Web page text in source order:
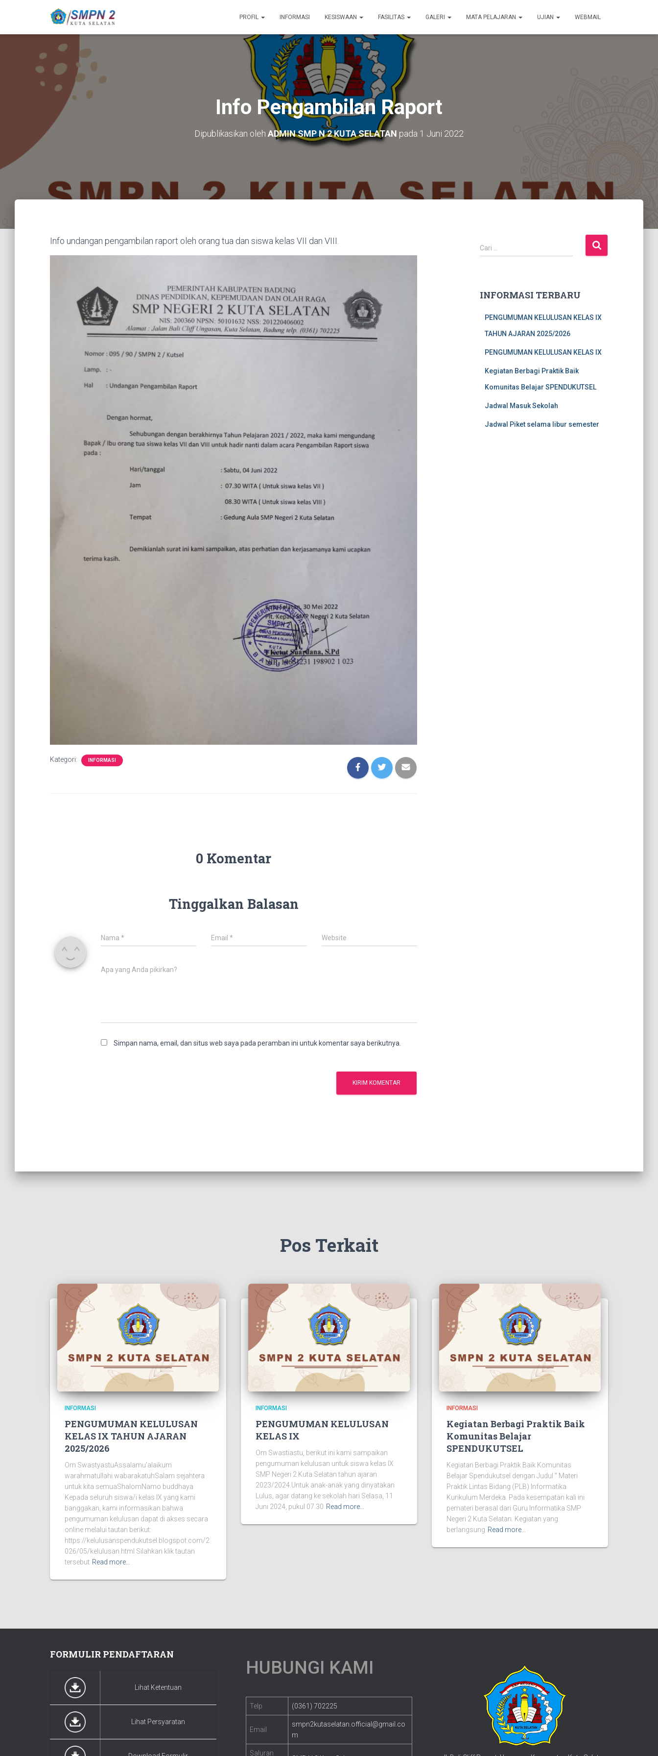
PROFIL INFORMASI KESISWAAN FASILITAS GALERI MATA PELAJARAN UJIAN WEBMAIL
Info Pengambilan Raport
Dipublikasikan oleh ADMIN SMP N 2 KUTA SELATAN pada 1 Juni 2022
Info undangan pengambilan raport oleh orang tua dan siswa kelas VII dan VIII.
Kategori: INFORMASI
0 Komentar
Tinggalkan Balasan
Nama * Email* Website
Apa yang Anda pikirkan?
Simpan nama, email, dan situs web saya pada peramban ini untuk komentar saya berikutnya.
C
a
n
Cari …
INFORMASI TERBARU
PENGUMUMAN KELULUSAN KELAS IX
TAHUN AJARAN 2025/2026
PENGUMUMAN KELULUSAN KELAS IX
Kegiatan Berbagi Praktik Baik
Komunitas Belajar SPENDUKUTSEL
Jadwal Masuk Sekolah
Jadwal Piket selama libur semester
Pos Terkait
INFORMASI
PENGUMUMAN KELULUSAN
KELAS IX TAHUN AJARAN
2025/2026
Om SwastyastuAssalamu’alaikum
warahmatullahi wabarakatuhSalam sejahtera
untuk kita semuaShalomNamo buddhaya
Kepada seluruh siswa/i kelas IX yang kami
banggakan, kami informasikan bahwa
pengumuman kelulusan dapat di akses secara
online melalui tautan berikut:
https://kelulusanspendukutsel.blogspot.com/2
026/05/kelulusan.html Silahkan klik tautan
tersebut Read more…
INFORMASI
PENGUMUMAN KELULUSAN
KELAS IX
Om Swastiastu, berikut ini kami sampaikan
pengumuman kelulusan untuk siswa kelas IX
SMP Negeri 2 Kuta Selatan tahun ajaran
2023/2024.Untuk anak-anak yang dinyatakan
Lulus, agar datang ke sekolah hari Selasa, 11
Juni 2024, pukul 07.30 Read more…
INFORMASI
Kegiatan Berbagi Praktik Baik
Komunitas Belajar
SPENDUKUTSEL
Kegiatan Berbagi Praktik Baik Komunitas
Belajar Spendukutsel dengan Judul ” Materi
Praktik Lintas Bidang (PLB) Informatika
Kurikulum Merdeka. Pada kesempatan kali ini
pemateri berasal dari Guru Informatika SMP
Negeri 2 Kuta Selatan. Kegiatan yang
berlangsung Read more…
FORMULIR PENDAFTARAN
Lihat Ketentuan
Lihat Persyaratan
HUBUNGI KAMI
Telp (0361) 702225
Email
smpn2kutaselatan.official@gmail.co
m
Saluran